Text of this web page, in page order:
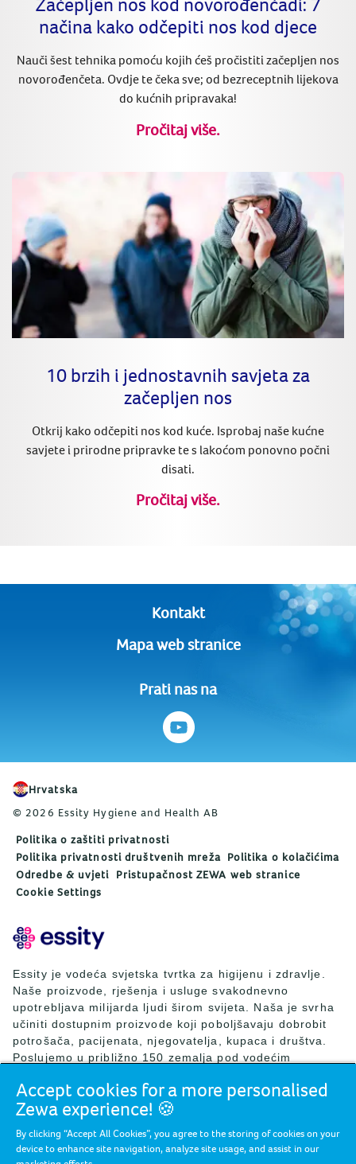
načina kako odčepiti nos kod djece
Nauči šest tehnika pomoću kojih ćeš pročistiti začepljen nos
novorođenčeta. Ovdje te čeka sve; od bezreceptnih lijekova
do kućnih pripravaka!
Pročitaj više.
10 brzih i jednostavnih savjeta za
začepljen nos
Otkrij kako odčepiti nos kod kuće. Isprobaj naše kućne
savjete i prirodne pripravke te s lakoćom ponovno počni
disati.
Pročitaj više.
Kontakt
Mapa web stranice
Prati nas na
Hrvatska
© 2026 Essity Hygiene and Health AB
Politika o zaštiti privatnosti
Politika privatnosti društvenih mreža Politika o kolačićima
Odredbe & uvjeti Pristupačnost ZEWA web stranice
Cookie Settings
Essity je vodeća svjetska tvrtka za higijenu i zdravlje.
Naše proizvode, rješenja i usluge svakodnevno
upotrebljava milijarda ljudi širom svijeta. Naša je svrha
učiniti dostupnim proizvode koji poboljšavaju dobrobit
potrošača, pacijenata, njegovatelja, kupaca i društva.
Poslujemo u približno 150 zemalja pod vodećim
brendovima kao što su Actimove, Cutimed, JOBST, Knix,
Leukoplast, Libero, Libresse, Lotus, Modibodi,
2024. godine ostvario neto prodaju od približno 146
milijardi SEK (13 milijardi EUR) i zapošljavao 36.000
Accept cookies for a more personalised
Zewa experience! 🍪
By clicking “Accept All Cookies”, you agree to the storing of cookies on your
device to enhance site navigation, analyze site usage, and assist in our